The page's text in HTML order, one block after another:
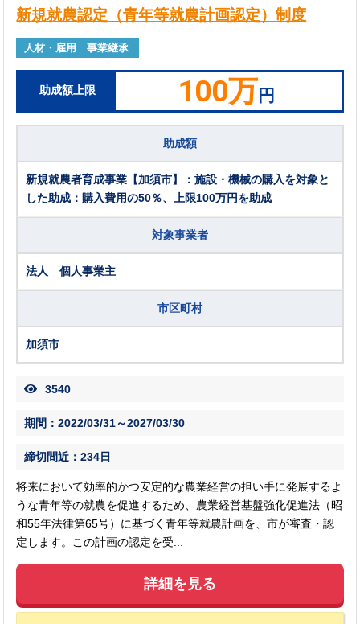
新規就農認定（青年等就農計画認定）制度
人材・雇用 事業継承
助成額上限 100万円
助成額
新規就農者育成事業【加須市】：施設・機械の購入を対象と
した助成：購入費用の50％、上限100万円を助成
対象事業者
法人 個人事業主
市区町村
加須市
3540
期間：2022/03/31～2027/03/30
締切間近：234日
将来において効率的かつ安定的な農業経営の担い手に発展するよ
うな青年等の就農を促進するため、農業経営基盤強化促進法（昭
和55年法律第65号）に基づく青年等就農計画を、市が審査・認
定します。この計画の認定を受...
詳細を見る